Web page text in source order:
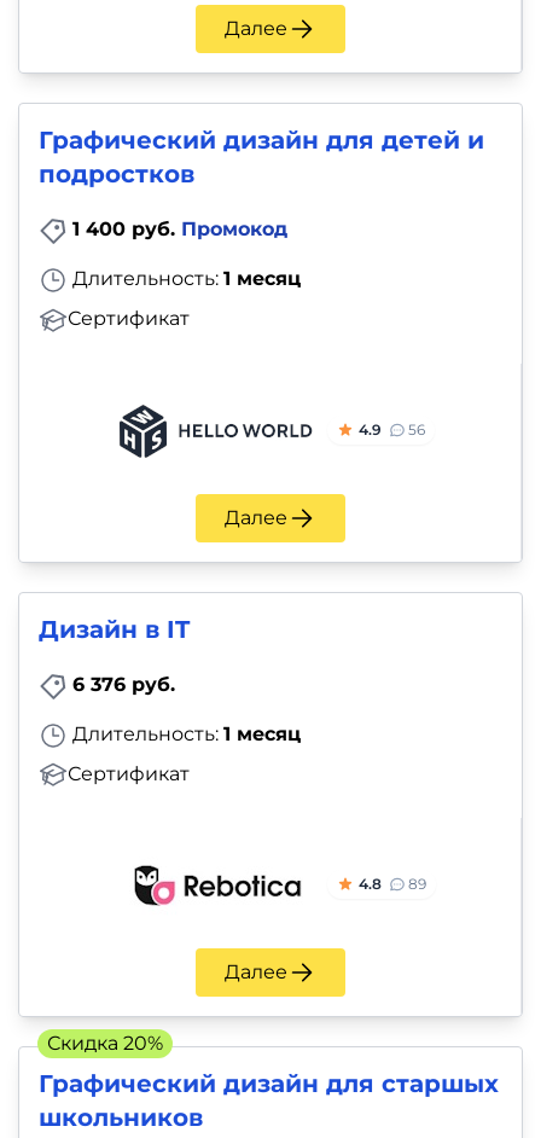
Далее
Графический дизайн для детей и
подростков
1 400 руб. Промокод
Длительность: 1 месяц
Сертификат
4.9 56
Далее
Дизайн в IT
6 376 руб.
Длительность: 1 месяц
Сертификат
4.8 89
Далее
Графический дизайн для старшых
школьников
Скидка 20%